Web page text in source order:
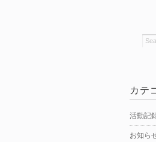
カテ
活動記
お知ら